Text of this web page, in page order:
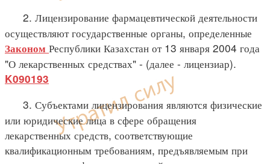
2. Лицензирование фармацевтической деятельности
осуществляют государственные органы, определенные
Законом Республики Казахстан от 13 января 2004 года
"О лекарственных средствах" - (далее - лицензиар).
K090193
3. Субъектами лицензирования являются физические
или юридические лица в сфере обращения
лекарственных средств, соответствующие
квалификационным требованиям, предъявляемым при